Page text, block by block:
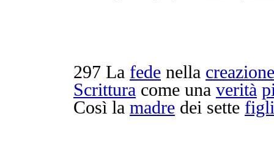
297 La fede nella creazione
Scrittura come una verità
Così la madre dei sette figli